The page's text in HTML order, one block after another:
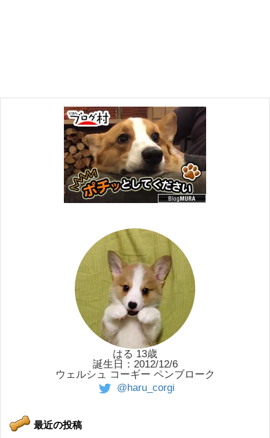
はる 13歳
誕生日：2012/12/6
ウェルシュ コーギー ペンブローク
@haru_corgi
最近の投稿